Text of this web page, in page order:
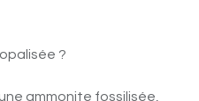
?
ammonite fossilisée,